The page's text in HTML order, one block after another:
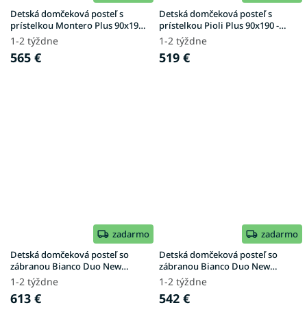
Detská domčeková posteľ s
prístelkou Montero Plus 90x190 -
prírodná
1-2 týždne
565 €
Detská domčeková posteľ s
prístelkou Pioli Plus 90x190 -
prírodná
1-2 týždne
519 €
zadarmo
Detská domčeková posteľ so
zábranou Bianco Duo New
140x200 - biela
1-2 týždne
613 €
zadarmo
Detská domčeková posteľ so
zábranou Bianco Duo New
140x200 - prírodná
1-2 týždne
542 €